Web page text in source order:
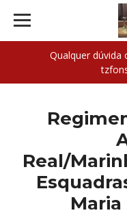
Qualquer
Real/
Maria